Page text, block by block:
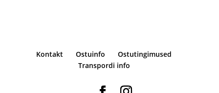
Kontakt Ostuinfo
Ostutingimused
Transpordi info